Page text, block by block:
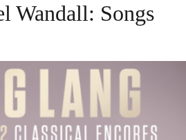
Wandall: Songs